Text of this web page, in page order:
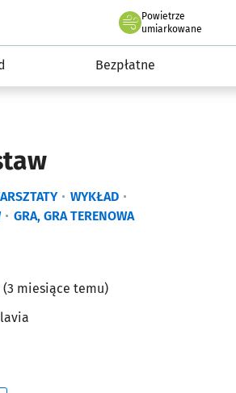
Powietrze
we Wrocławiu
umiarkowane
Bezpłatne
WYKŁAD
GRA, GRA TERENOWA
(3 miesiące temu)